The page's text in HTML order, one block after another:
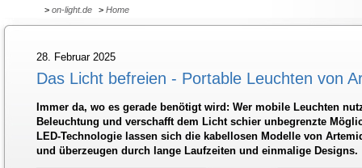
> on-light.de > Home
28. Februar 2025
Das Licht befreien - Portable Leuchten von
Immer da, wo es gerade benötigt wird: Wer mobile Leuchten
Beleuchtung und verschafft dem Licht schier unbegrenzte
LED-Technologie lassen sich die kabellosen Modelle von
und überzeugen durch lange Laufzeiten und einmalige Designs.